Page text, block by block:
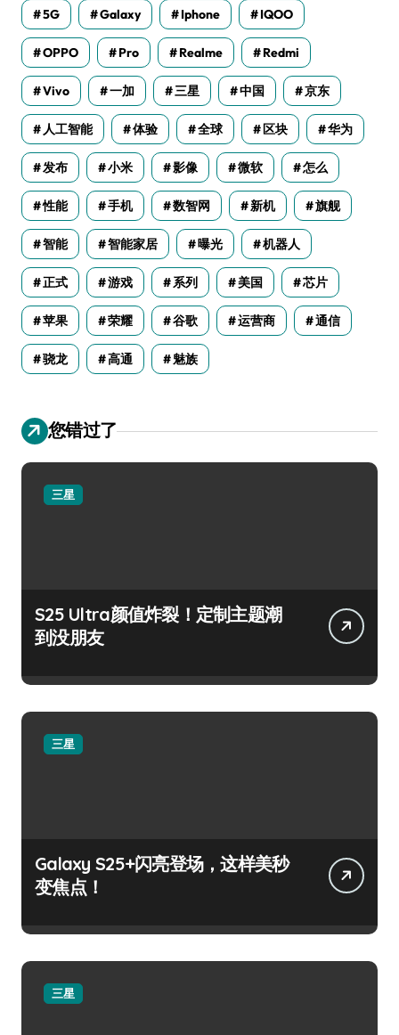
5G Galaxy Iphone IQOO
OPPO Pro Realme Redmi
Vivo 一加 三星 中国 京东
人工智能 体验 全球 区块 华为
发布 小米 影像 微软 怎么
性能 手机 数智网 新机 旗舰
智能 智能家居 曝光 机器人
正式 游戏 系列 美国 芯片
苹果 荣耀 谷歌 运营商 通信
骁龙 高通 魅族
您错过了
三星
S25 Ultra颜值炸裂！定制主题潮
到没朋友
三星
Galaxy S25+闪亮登场，这样美秒
变焦点！
三星